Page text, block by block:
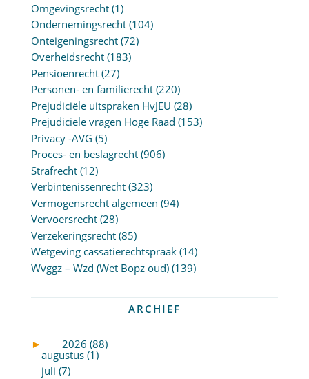
Omgevingsrecht(1)
Ondernemingsrecht(104)
Onteigeningsrecht(72)
Overheidsrecht(183)
Pensioenrecht(27)
Personen- en familierecht(220)
Prejudiciële uitspraken HvJEU (28)
Prejudiciële vragen Hoge Raad (153)
Privacy -AVG (5)
Proces- en beslagrecht(906)
Strafrecht(12)
Verbintenissenrecht(323)
Vermogensrecht algemeen (94)
Vervoersrecht(28)
Verzekeringsrecht(85)
Wetgeving cassatierechtspraak(14)
Wvggz – Wzd (Wet Bopz oud)(139)
ARCHIEF
►
2026 (88)
augustus (1)
juli (7)